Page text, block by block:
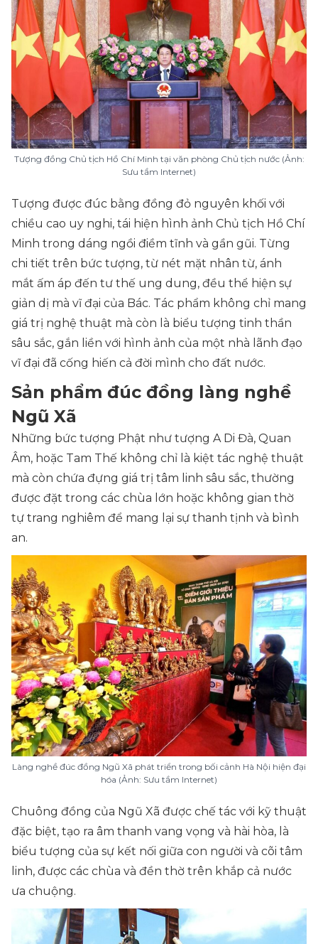
Tượng đồng Chủ tịch Hồ Chí Minh tại văn phòng Chủ tịch nước (Ảnh:
Sưu tầm Internet)
Tượng được đúc bằng đồng đỏ nguyên khối với
chiều cao uy nghi, tái hiện hình ảnh Chủ tịch Hồ Chí
Minh trong dáng ngồi điềm tĩnh và gần gũi. Từng
chi tiết trên bức tượng, từ nét mặt nhân từ, ánh
mắt ấm áp đến tư thế ung dung, đều thể hiện sự
giản dị mà vĩ đại của Bác. Tác phẩm không chỉ mang
giá trị nghệ thuật mà còn là biểu tượng tinh thần
sâu sắc, gắn liền với hình ảnh của một nhà lãnh đạo
vĩ đại đã cống hiến cả đời mình cho đất nước.
Sản phẩm đúc đồng làng nghề
Ngũ Xã
Những bức tượng Phật như tượng A Di Đà, Quan
Âm, hoặc Tam Thế không chỉ là kiệt tác nghệ thuật
mà còn chứa đựng giá trị tâm linh sâu sắc, thường
được đặt trong các chùa lớn hoặc không gian thờ
tự trang nghiêm để mang lại sự thanh tịnh và bình
an.
Làng nghề đúc đồng Ngũ Xã phát triển trong bối cảnh Hà Nội hiện đại
hóa (Ảnh: Sưu tầm Internet)
Chuông đồng của Ngũ Xã được chế tác với kỹ thuật
đặc biệt, tạo ra âm thanh vang vọng và hài hòa, là
biểu tượng của sự kết nối giữa con người và cõi tâm
linh, được các chùa và đền thờ trên khắp cả nước
ưa chuộng.